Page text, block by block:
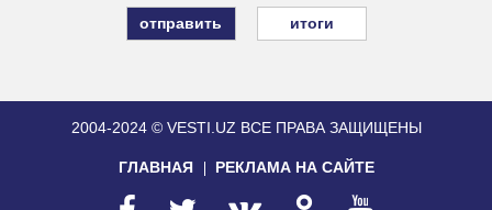
итоги
2004-2024 © VESTI.UZ ВСЕ ПРАВА ЗАЩИЩЕНЫ
ГЛАВНАЯ РЕКЛАМА НА САЙТЕ